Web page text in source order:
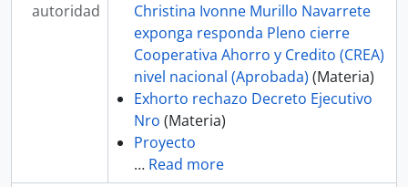
autoridad
Christina Ivonne Murillo Navarrete
exponga responda Pleno cierre
Cooperativa Ahorro y Credito (CREA)
nivel nacional (Aprobada) (Materia)
Exhorto rechazo Decreto Ejecutivo
Nro (Materia)
Proyecto
… Read more